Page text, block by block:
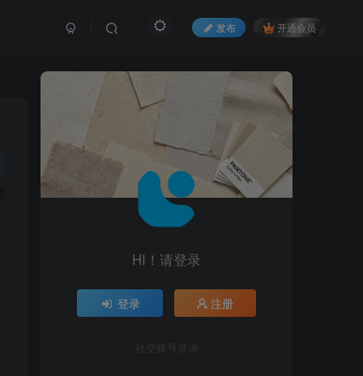
发布 开通会员
HI！请登录
登录 注册
社交账号登录